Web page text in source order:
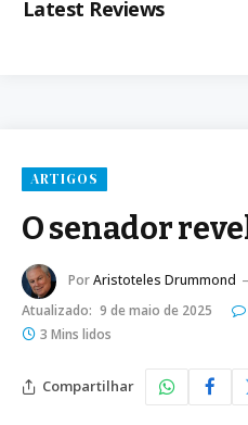
Latest Reviews
ARTIGOS
O senador
PorAristoteles Drummond
Atualizado: 9 de maio de 2025
3 Mins lidos
Compartilhar